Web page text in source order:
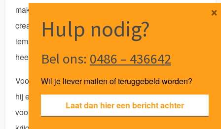
maken. Dat helpt enorm. Hij weet hoe het is om in die
creatieve wereld te zitten. Daardoor voelt het alsof
iemand echt begrijpt waar ik vandaan kom en waar ik
heen wil.”
Voor Julian is een belangrijk onderdeel van herstel dat
hij eindelijk vooruit mag kijken. Waar eerdere trajecten
vooral gericht waren op clean blijven in het moment,
Hulp nodig?
Bel ons: 0486 – 436642
Wil je liever mailen of teruggebeld worden?
Laat dan hier een bericht achter
×